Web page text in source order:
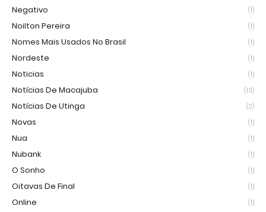
Negativo (1)
Noilton Pereira (1)
Nomes Mais Usados No Brasil (1)
Nordeste (1)
Noticias (1)
Notícias De Macajuba (13)
Notícias De Utinga (2)
Novas (1)
Nua (1)
Nubank (1)
O Sonho (1)
Oitavas De Final (1)
Online (1)